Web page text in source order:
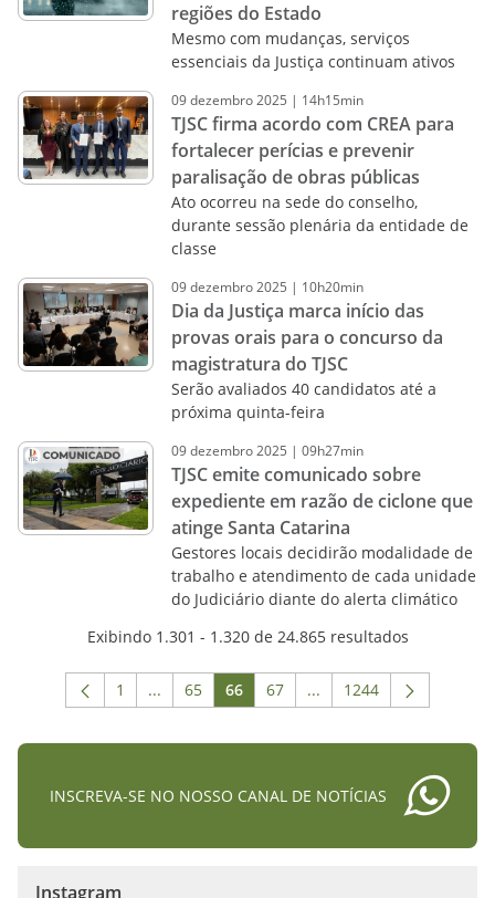
regiões do Estado
Mesmo com mudanças, serviços
essenciais da Justiça continuam ativos
09dezembro2025 | 14h15min
TJSC firma acordo com CREA para
fortalecer perícias e prevenir
paralisação de obras públicas
Ato ocorreu na sede do conselho,
durante sessão plenária da entidade de
classe
09dezembro2025 | 10h20min
Dia da Justiça marca início das
provas orais para o concurso da
magistratura do TJSC
Serão avaliados 40 candidatos até a
próxima quinta-feira
09dezembro2025 | 09h27min
TJSC emite comunicado sobre
expediente em razão de ciclone que
atinge Santa Catarina
Gestores locais decidirão modalidade de
trabalho e atendimento de cada unidade
do Judiciário diante do alerta climático
Exibindo 1.301 - 1.320 de 24.865 resultados
Página
1 ...Páginas intermediárias Usar ABA para
Página
65 Página
66 Página
67 ...Páginas intermediárias
Página
1244
INSCREVA-SE NO NOSSO CANAL DE NOTÍCIAS
Instagram